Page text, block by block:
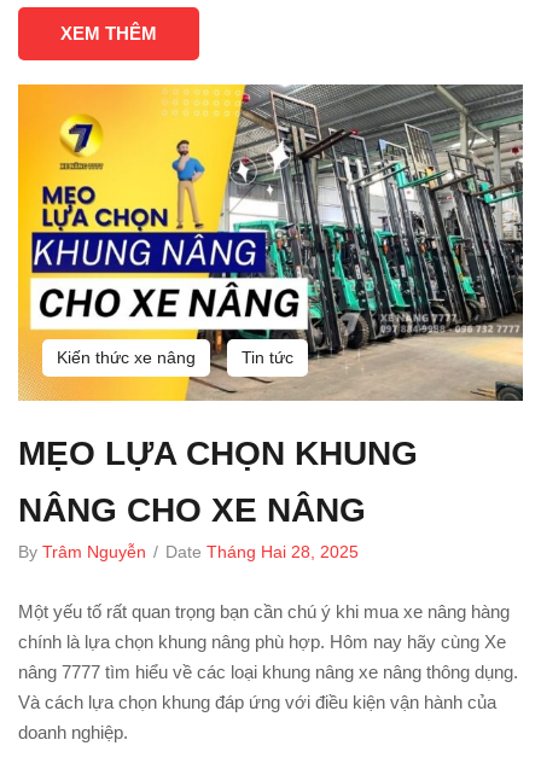
XEM THÊM
Kiến thức xe nâng Tin tức
MẸO LỰA CHỌN KHUNG
NÂNG CHO XE NÂNG
By Trâm Nguyễn / Date Tháng Hai 28, 2025
Một yếu tố rất quan trọng bạn cần chú ý khi mua xe nâng hàng
chính là lựa chọn khung nâng phù hợp. Hôm nay hãy cùng Xe
nâng 7777 tìm hiểu về các loại khung nâng xe nâng thông dụng.
Và cách lựa chọn khung đáp ứng với điều kiện vận hành của
doanh nghiệp.